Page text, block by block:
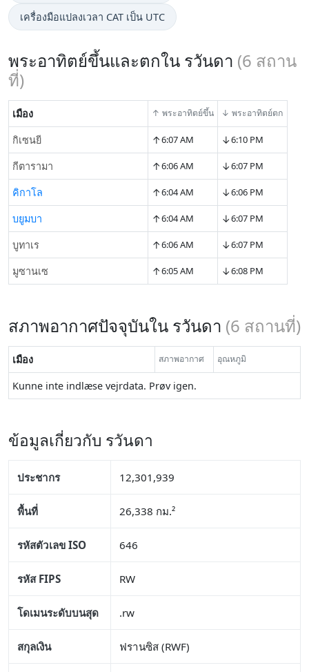
เครื่องมือแปลงเวลา CAT เป็น UTC
พระอาทิตย์ขึ้นและตกใน รวันดา (6 สถาน
ที่)
เมือง ↑ พระอาทิตย์ขึ้น ↓ พระอาทิตย์ตก
กิเซนยี ↑6:07 AM ↓6:10 PM
กีตารามา ↑6:06 AM ↓6:07 PM
คิกาโล ↑6:04 AM ↓6:06 PM
บยูมบา ↑6:04 AM ↓6:07 PM
บูทาเร ↑6:06 AM ↓6:07 PM
มูซานเซ ↑6:05 AM ↓6:08 PM
สภาพอากาศปัจจุบันใน รวันดา (6 สถานที่)
เมือง สภาพอากาศ อุณหภูมิ
Kunne inte indlæse vejrdata. Prøv igen.
ข้อมูลเกี่ยวกับ รวันดา
ประชากร 12,301,939
พื้นที่ 26,338 กม.²
รหัสตัวเลข ISO 646
รหัส FIPS RW
โดเมนระดับบนสุด .rw
สกุลเงิน ฟรานซิส (RWF)